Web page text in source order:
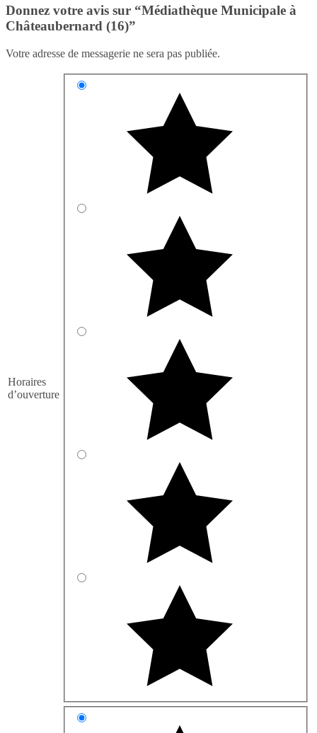
Donnez votre avis sur “Médiathèque Municipale à
Châteaubernard (16)”
Votre adresse de messagerie ne sera pas publiée.
Horaires
d’ouverture